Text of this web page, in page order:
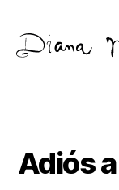
Adiós